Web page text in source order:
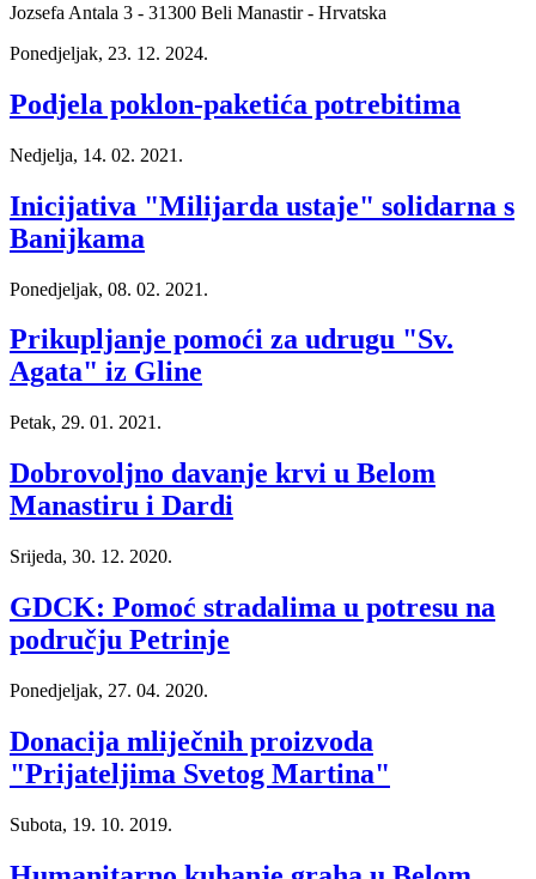
Jozsefa Antala 3 - 31300 Beli Manastir - Hrvatska
Ponedjeljak, 23. 12. 2024.
Podjela poklon-paketića potrebitima
Nedjelja, 14. 02. 2021.
Inicijativa "Milijarda ustaje" solidarna s
Banijkama
Ponedjeljak, 08. 02. 2021.
Prikupljanje pomoći za udrugu "Sv.
Agata" iz Gline
Petak, 29. 01. 2021.
Dobrovoljno davanje krvi u Belom
Manastiru i Dardi
Srijeda, 30. 12. 2020.
GDCK: Pomoć stradalima u potresu na
području Petrinje
Ponedjeljak, 27. 04. 2020.
Donacija mliječnih proizvoda
"Prijateljima Svetog Martina"
Subota, 19. 10. 2019.